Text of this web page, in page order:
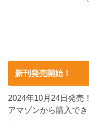
新刊発売開始！
2024年10月24日発売！
アマゾンから購入でき